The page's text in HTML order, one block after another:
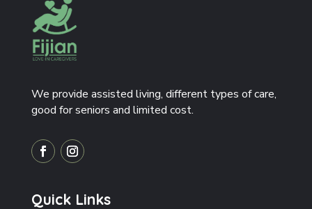
We provide assisted living, different types of care,
good for seniors and limited cost.
Quick Links